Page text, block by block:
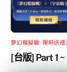
夢幻模擬戰 限時送禮
[台版] Part 1